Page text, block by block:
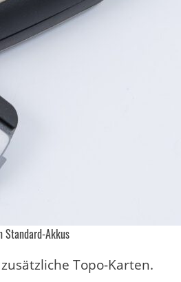
Standard-Akkus
Topo-Karten.